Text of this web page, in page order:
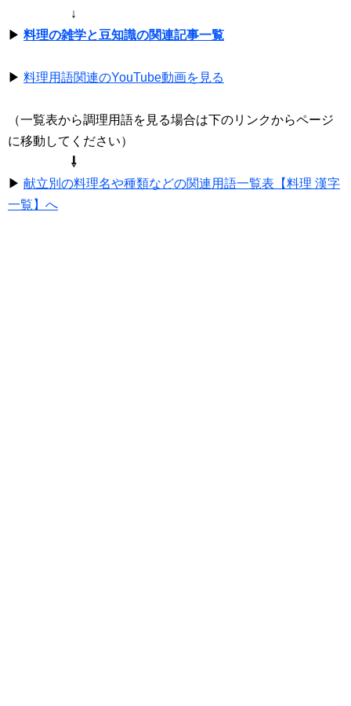
↓
▶ 料理の雑学と豆知識の関連記事一覧
▶ 料理用語関連のYouTube動画を見る
（一覧表から調理用語を見る場合は下のリンクからページ
に移動してください）
⇩
▶ 献立別の料理名や種類などの関連用語一覧表【料理 漢字
一覧】へ